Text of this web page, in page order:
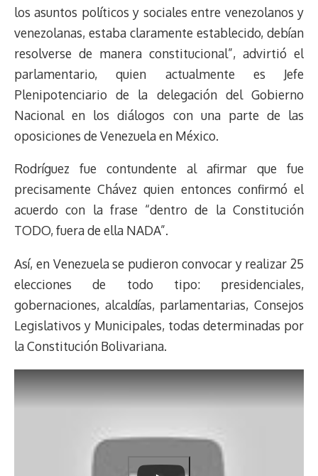
los asuntos políticos y sociales entre venezolanos y
venezolanas, estaba claramente establecido, debían
resolverse de manera constitucional”, advirtió el
parlamentario, quien actualmente es Jefe
Plenipotenciario de la delegación del Gobierno
Nacional en los diálogos con una parte de las
oposiciones de Venezuela en México.
Rodríguez fue contundente al afirmar que fue
precisamente Chávez quien entonces confirmó el
acuerdo con la frase “dentro de la Constitución
TODO, fuera de ella NADA”.
Así, en Venezuela se pudieron convocar y realizar 25
elecciones de todo tipo: presidenciales,
gobernaciones, alcaldías, parlamentarias, Consejos
Legislativos y Municipales, todas determinadas por
la Constitución Bolivariana.